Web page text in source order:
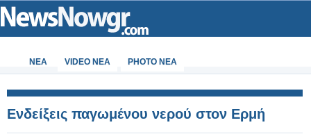
ΝΕΑ VIDEO NEA PHOTO NEA
Ενδείξεις παγωμένου νερού στον Ερμή